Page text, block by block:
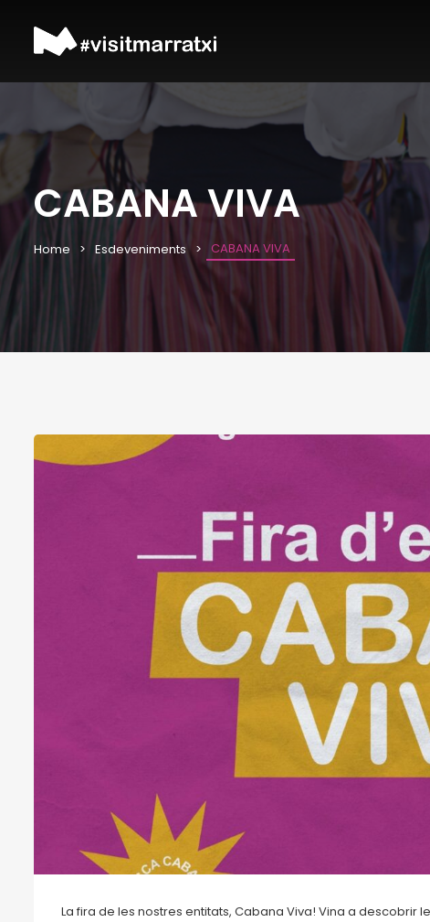
CABANA VIVA
Home Esdeveniments CABANA VIVA
La fira de les nostres entitats, Cabana Viva! Vina a descobrir